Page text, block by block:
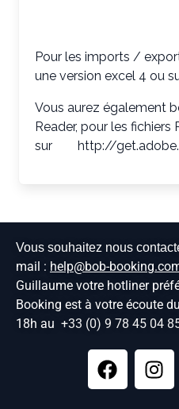
Pour les imports /
une version excel 4 ou
Vous aurez également
Reader, pour les fichiers
sur http://
Vous souhaitez nous
mail : help@bob-
Guillaume votre hotliner
Booking est à votre écoute
18h au +33 (0) 9 78 45 04